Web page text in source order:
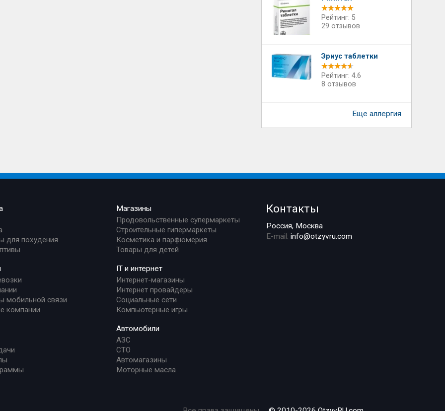
Рейтинг: 5
29 отзывов
Эриус таблетки
Рейтинг: 4.6
8 отзывов
Еще аллергия
для похудения
мобильной связи
компании
Магазины
Продовольственные супермаркеты
Строительные гипермаркеты
Косметика и парфюмерия
Товары для детей
IT и интернет
Интернет-магазины
Интернет провайдеры
Социальные сети
Компьютерные игры
Автомобили
АЗС
СТО
Автомагазины
Моторные масла
Контакты
Россия, Москва
E-mail:info@otzyvru.com